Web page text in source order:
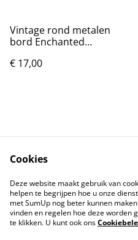
Vintage rond metalen
bord Enchanted
€ 17,00
Contact
Privacybeleid
Cookies
Deze website maakt gebruik van
helpen te begrijpen hoe u onze
met SumUp nog beter kunnen
vinden en regelen hoe deze worden
te klikken. U kunt ook ons